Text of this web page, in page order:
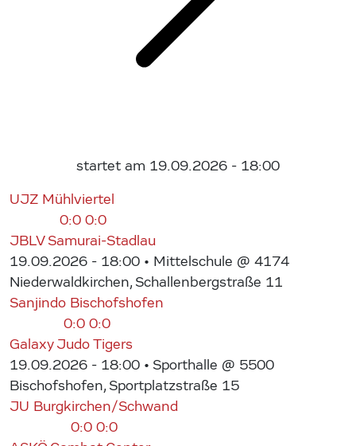
startet am 19.09.2026 - 18:00
UJZ Mühlviertel
0:0 0:0
JBLV Samurai-Stadlau
19.09.2026 - 18:00 • Mittelschule @ 4174
Niederwaldkirchen, Schallenbergstraße 11
Sanjindo Bischofshofen
0:0 0:0
Galaxy Judo Tigers
19.09.2026 - 18:00 • Sporthalle @ 5500
Bischofshofen, Sportplatzstraße 15
JU Burgkirchen/Schwand
0:0 0:0